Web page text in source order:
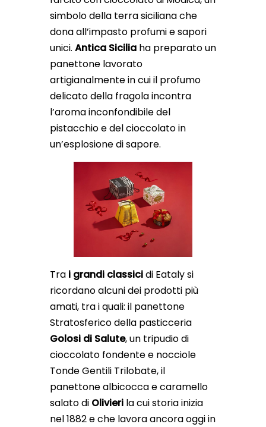
simbolo della terra siciliana che
dona all’impasto profumi e sapori
unici. Antica Sicilia ha preparato un
panettone lavorato
artigianalmente in cui il profumo
delicato della fragola incontra
l’aroma inconfondibile del
pistacchio e del cioccolato in
un’esplosione di sapore.
Tra i grandi classicidi Eataly si
ricordano alcuni dei prodotti più
amati, tra i quali: il panettone
Stratosferico della pasticceria
Golosi di Salute, un tripudio di
cioccolato fondente e nocciole
Tonde Gentili Trilobate, il
panettone albicocca e caramello
salato di Olivieri la cui storia inizia
nel 1882 e che lavora ancora oggi in